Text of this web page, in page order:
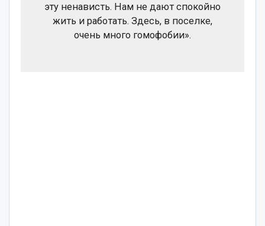
эту ненависть. Нам не дают спокойно
жить и работать. Здесь, в поселке,
очень много гомофобии».